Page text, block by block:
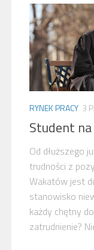
RYNEK PRACY 3
Student
Od dłuższego
trudności z
Wakatów jest
stanowisko
każdy chętny
zatrudnienie?